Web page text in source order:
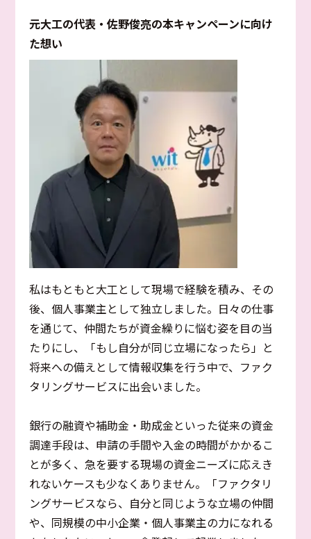
元大工の代表・佐野俊亮の本キャンペーンに向け
た想い
私はもともと大工として現場で経験を積み、その
後、個人事業主として独立しました。日々の仕事
を通じて、仲間たちが資金繰りに悩む姿を目の当
たりにし、「もし自分が同じ立場になったら」と
将来への備えとして情報収集を行う中で、ファク
タリングサービスに出会いました。
銀行の融資や補助金・助成金といった従来の資金
調達手段は、申請の手間や入金の時間がかかるこ
とが多く、急を要する現場の資金ニーズに応えき
れないケースも少なくありません。「ファクタリ
ングサービスなら、自分と同じような立場の仲間
や、同規模の中小企業・個人事業主の力になれる